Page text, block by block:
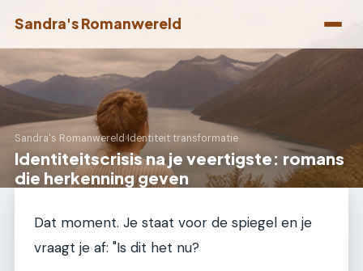
Sandra's Romanwereld
Sandra's Romanwereld›Identiteit transformatie
Identiteitscrisis na je veertigste: romans
die herkenning geven
Dat moment. Je staat voor de spiegel en je
vraagt je af: "Is dit het nu?